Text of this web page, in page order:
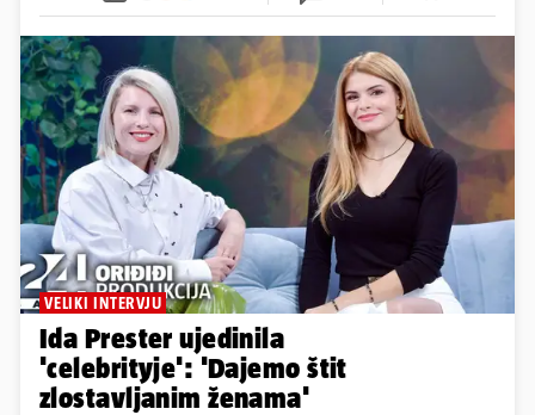
VELIKI INTERVJU
Ida Prester ujedinila
'celebrityje': 'Dajemo štit
zlostavljanim ženama'